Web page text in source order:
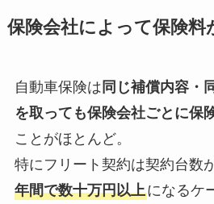
保険会社によって保険料
自動車保険は 同じ補償内容・
を取っても保険会社ごとに保
ことがほとんど。
特にフリート契約は契約台数
年間で数十万円以上になるケ